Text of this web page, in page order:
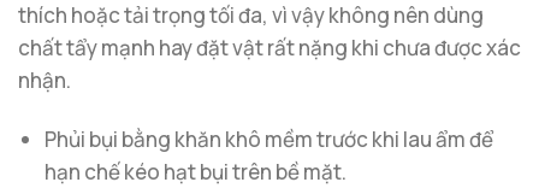
thích hoặc tải trọng tối đa, vì vậy không nên dùng
chất tẩy mạnh hay đặt vật rất nặng khi chưa được xác
nhận.
Phủi bụi bằng khăn khô mềm trước khi lau ẩm để
hạn chế kéo hạt bụi trên bề mặt.